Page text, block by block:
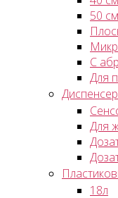
50 см
С
Для
Для
18л